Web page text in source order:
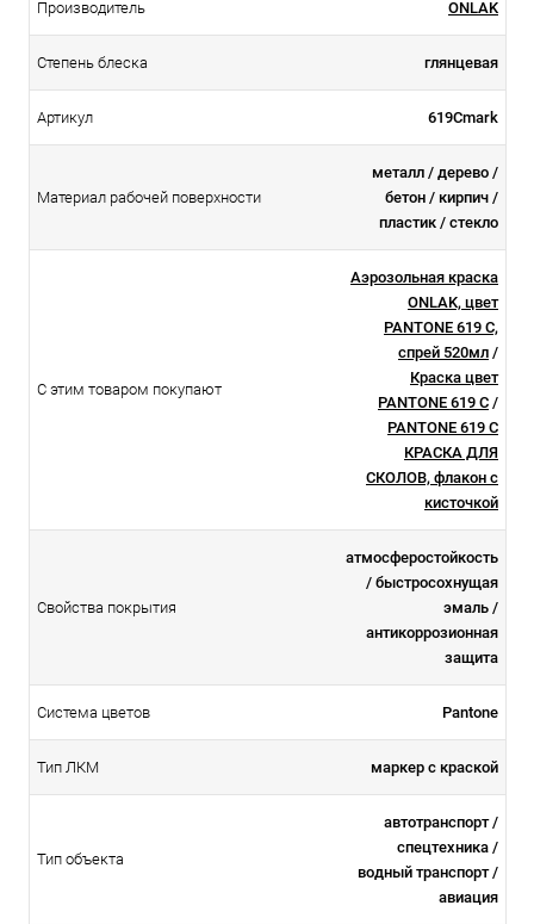
Производитель ONLAK
Степень блеска глянцевая
Артикул 619Cmark
Материал рабочей поверхности
металл / дерево /
бетон / кирпич /
пластик / стекло
С этим товаром покупают
Аэрозольная краска
ONLAK, цвет
PANTONE 619 C,
спрей 520мл /
Краска цвет
PANTONE 619 C /
PANTONE 619 C
КРАСКА ДЛЯ
СКОЛОВ, флакон с
кисточкой
Свойства покрытия
атмосферостойкоcть
/ быстросохнущая
эмаль /
антикоррозионная
защита
Система цветов Pantone
Тип ЛКМ маркер с краской
Тип объекта
автотранспорт /
спецтехника /
водный транспорт /
авиация